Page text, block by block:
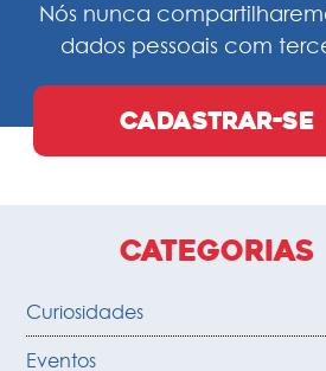
Nós nunca
dados pessoais com
Categorias
Curiosidades
Eventos